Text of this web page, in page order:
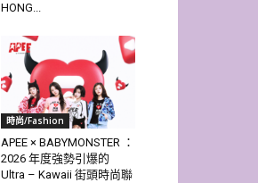
HONG...
時尚/Fashion
APEE × BABYMONSTER ：
2026 年度強勢引爆的
Ultra – Kawaii 街頭時尚聯